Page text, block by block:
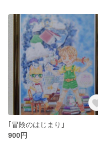
｢冒険のはじまり｣
900円